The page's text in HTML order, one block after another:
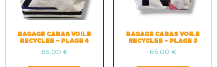
BAGAGE CABAS VOILE
RECYCLEE – PLAGE 4
65,00 €
BAGAGE CABAS VOILE
RECYCLEE – PLAGE 3
65,00 €